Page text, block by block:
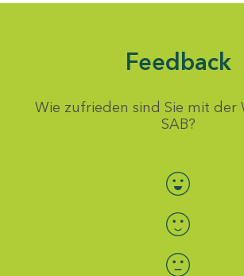
Feedback
Wie zufrieden sind Sie mit der
SAB?
Bewertung